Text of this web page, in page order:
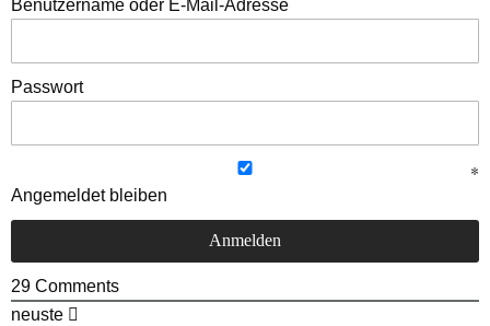
Benutzername oder E-Mail-Adresse
Passwort
Angemeldet bleiben
29 Comments
neuste